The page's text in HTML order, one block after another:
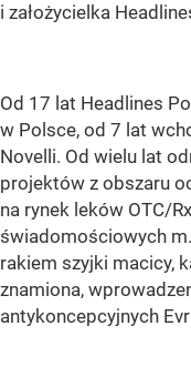
i założycielka
Od 17 lat Headlines
w Polsce, od 7 lat
Novelli. Od wielu lat
projektów z obszaru
na rynek leków OTC/
świadomościowych
rakiem szyjki macicy,
znamiona,
antykoncepcyjnych